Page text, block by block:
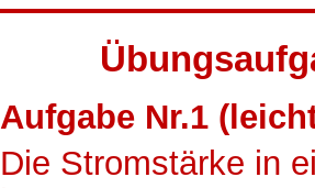
Aufgabe Nr.1
Die Stromstärke in